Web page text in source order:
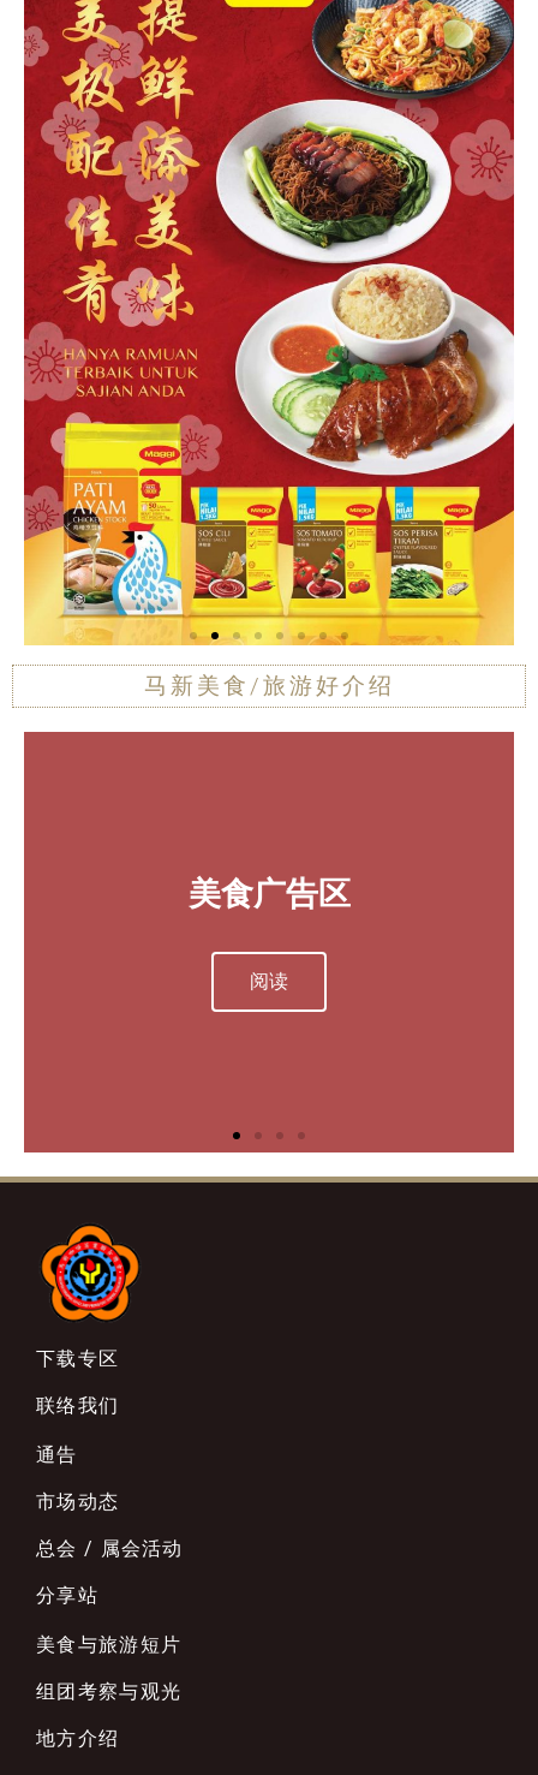
马新美食/旅游好介绍
美食广告区
阅读
旅游广告区
阅读
特别介绍
阅读
请致电 603-20321055
(Brandon / Tony)
或
美食广告区
阅读
旅游广告区
阅读
特别介绍
阅读
请致电 603-20321055
(Brandon / Tony)
或
美食广告区
阅读
旅游广告区
阅读
特别介绍
阅读
请致电 603-20321055
(Brandon / Tony)
或
下载专区
联络我们
通告
市场动态
总会 / 属会活动
分享站
美食与旅游短片
组团考察与观光
地方介绍